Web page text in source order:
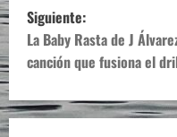
e
g
a
Siguiente:
La Baby Rasta de J
canción que fusiona el